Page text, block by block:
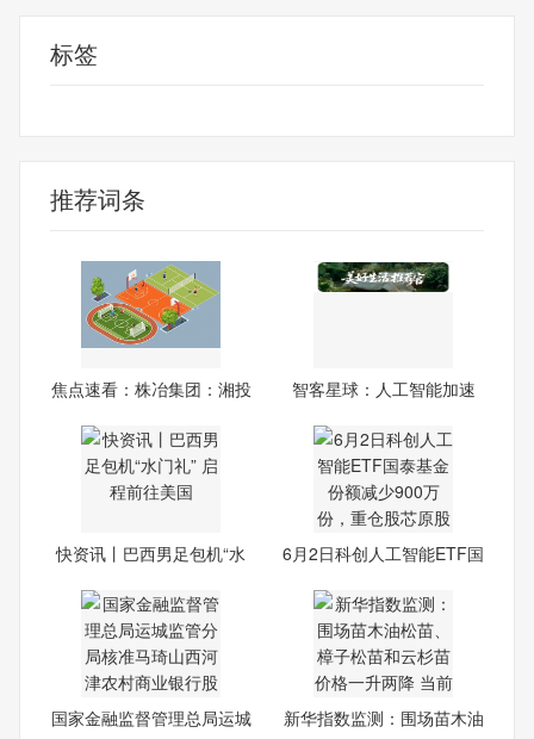
标签
推荐词条
焦点速看：株冶集团：湘投
智客星球：人工智能加速
快资讯丨巴西男足包机“水
6月2日科创人工智能ETF国
国家金融监督管理总局运城
新华指数监测：围场苗木油